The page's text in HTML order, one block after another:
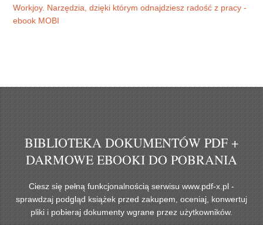
Workjoy. Narzędzia, dzięki którym odnajdziesz radość z pracy -
ebook MOBI
BIBLIOTEKA DOKUMENTÓW PDF +
DARMOWE EBOOKI DO POBRANIA
Ciesz się pełną funkcjonalnością serwisu www.pdf-x.pl -
sprawdzaj podgląd książek przed zakupem, oceniaj, konwertuj
pliki i pobieraj dokumenty wgrane przez użytkowników.